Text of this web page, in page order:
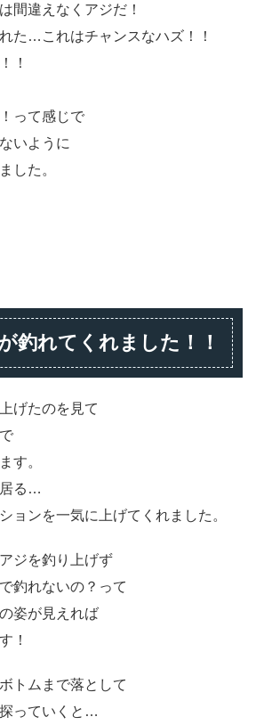
間違えなくアジだ！
た…これはチャンスなハズ！！
！
って感じで
いように
した。
釣れてくれました！！
げたのを見て
す。
る…
ョンを一気に上げてくれました。
ジを釣り上げず
釣れないの？って
姿が見えれば
！
トムまで落として
っていくと…